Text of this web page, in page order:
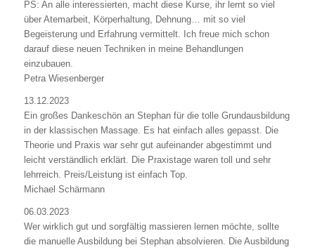
PS: An alle interessierten, macht diese Kurse, ihr lernt so viel
über Atemarbeit, Körperhaltung, Dehnung… mit so viel
Begeisterung und Erfahrung vermittelt. Ich freue mich schon
darauf diese neuen Techniken in meine Behandlungen
einzubauen.
Petra Wiesenberger
13.12.2023
Ein großes Dankeschön an Stephan für die tolle Grundausbildung
in der klassischen Massage. Es hat einfach alles gepasst. Die
Theorie und Praxis war sehr gut aufeinander abgestimmt und
leicht verständlich erklärt. Die Praxistage waren toll und sehr
lehrreich. Preis/Leistung ist einfach Top.
Michael Schärmann
06.03.2023
Wer wirklich gut und sorgfältig massieren lernen möchte, sollte
die manuelle Ausbildung bei Stephan absolvieren. Die Ausbildung